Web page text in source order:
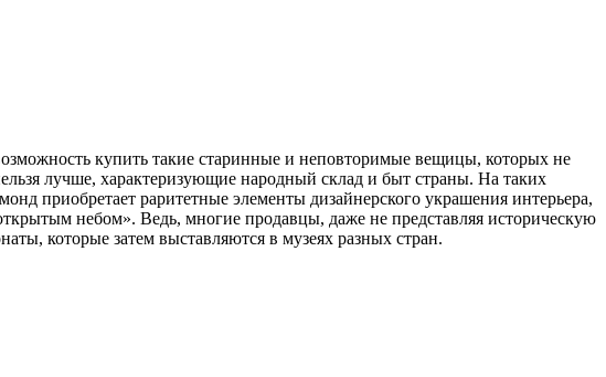
купить такие старинные и неповторимые вещицы, которых не
лучше, характеризующие народный склад и быт страны. На таких
приобретает раритетные элементы дизайнерского украшения интерьера,
небом». Ведь, многие продавцы, даже не представляя историческую
которые затем выставляются в музеях разных стран.